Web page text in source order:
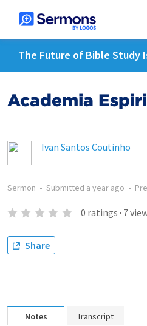
The Future of Bible Study
Academia
Ivan Santos Coutinho
Sermon • Submitted a year ago •
0 ratings · 7
Share
Notes Transcript